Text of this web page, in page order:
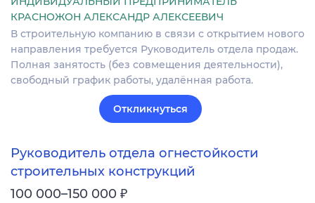
КРАСНОЖОН АЛЕКСАНДР АЛЕКСЕЕВИЧ
В строительную компанию в связи с открытием нового
направления требуется Руководитель отдела продаж.
Полная занятость (без совмещения деятельности),
свободный график работы, удалённая работа.
Откликнуться
Руководитель отдела огнестойкости
строительных конструкций
100 000–150 000 ₽